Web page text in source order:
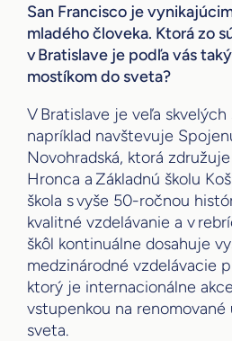
San Francisco je
mladého človeka. Ktorá zo
v Bratislave je podľa vás
mostíkom do sveta?
V Bratislave je veľa skvelých
napríklad navštevuje
Novohradská, ktorá
Hronca a Základnú školu
škola s vyše 50-ročnou
kvalitné vzdelávanie a v
škôl kontinuálne dosahuje
medzinárodné vzdelávacie
ktorý je internacionálne
vstupenkou na
sveta.